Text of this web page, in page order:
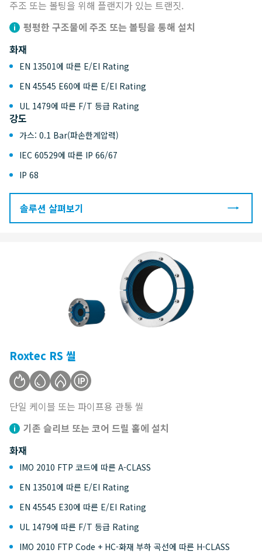
주조 또는 볼팅을 위해 플랜지가 있는 트랜짓.
평평한 구조물에 주조 또는 볼팅을 통해 설치
화재
EN 13501에 따른 E/EI Rating
EN 45545 E60에 따른 E/EI Rating
UL 1479에 따른 F/T 등급 Rating
강도
가스: 0.1 Bar(파손한계압력)
IEC 60529에 따른 IP 66/67
IP 68
솔루션 살펴보기
Roxtec RS 씰
단일 케이블 또는 파이프용 관통 씰
기존 슬리브 또는 코어 드릴 홀에 설치
화재
IMO 2010 FTP 코드에 따른 A-CLASS
EN 13501에 따른 E/EI Rating
EN 45545 E30에 따른 E/EI Rating
UL 1479에 따른 F/T 등급 Rating
IMO 2010 FTP Code + HC-화재 부하 곡선에 따른 H-CLASS